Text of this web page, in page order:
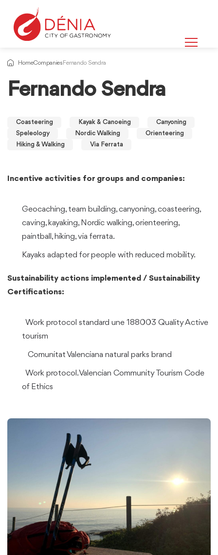
HomeCompanies Fernando Sendra
Fernando Sendra
Coasteering Kayak & Canoeing
Canyoning
Speleology
Nordic Walking
Orienteering
Hiking & Walking
Via Ferrata
Incentive activities for groups and companies:
Geocaching, team building, canyoning, coasteering,
caving, kayaking, Nordic walking, orienteering,
paintball, hiking, via ferrata.
Kayaks adapted for people with reduced mobility.
Sustainability actions implemented / Sustainability
Certifications:
Work protocol standard une 188003 Quality Active
tourism
Comunitat Valenciana natural parks brand
Work protocol. Valencian Community Tourism Code
of Ethics